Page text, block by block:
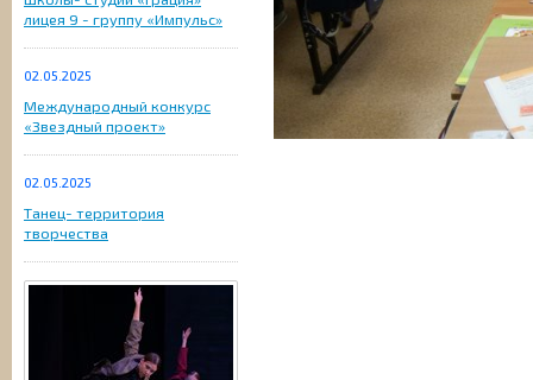
лицея 9 - группу «Импульс»
02.05.2025
Международный конкурс
«Звездный проект»
02.05.2025
Танец- территория
творчества